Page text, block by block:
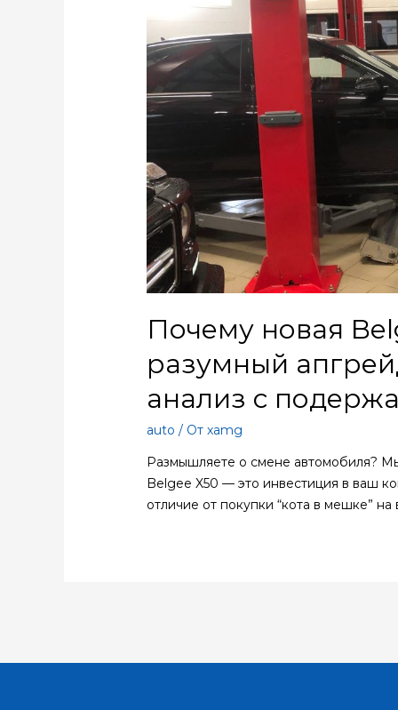
Почему новая
разумный
анализ с
auto / От xamg
Размышляете о смене автомобиля?
Belgee X50 — это инвестиция в ваш
отличие от покупки “кота в мешке”